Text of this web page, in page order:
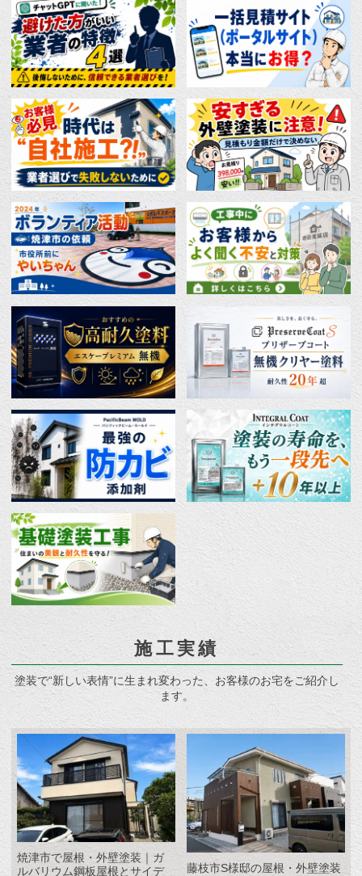
施工実績
塗装で“新しい表情”に生まれ変わった、お客様のお宅をご紹介し
ます。
焼津市で屋根・外壁塗装｜ガ
ルバリウム鋼板屋根とサイデ
藤枝市S様邸の屋根・外壁塗装